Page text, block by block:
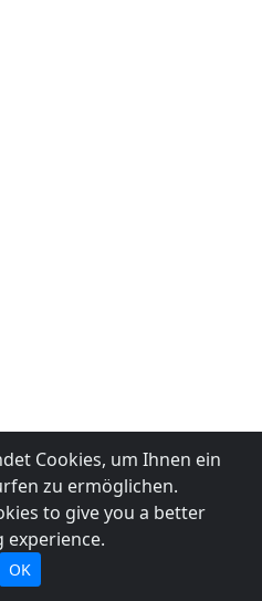
Cookies, um Ihnen ein
zu ermöglichen.
to give you a better
experience.
OK